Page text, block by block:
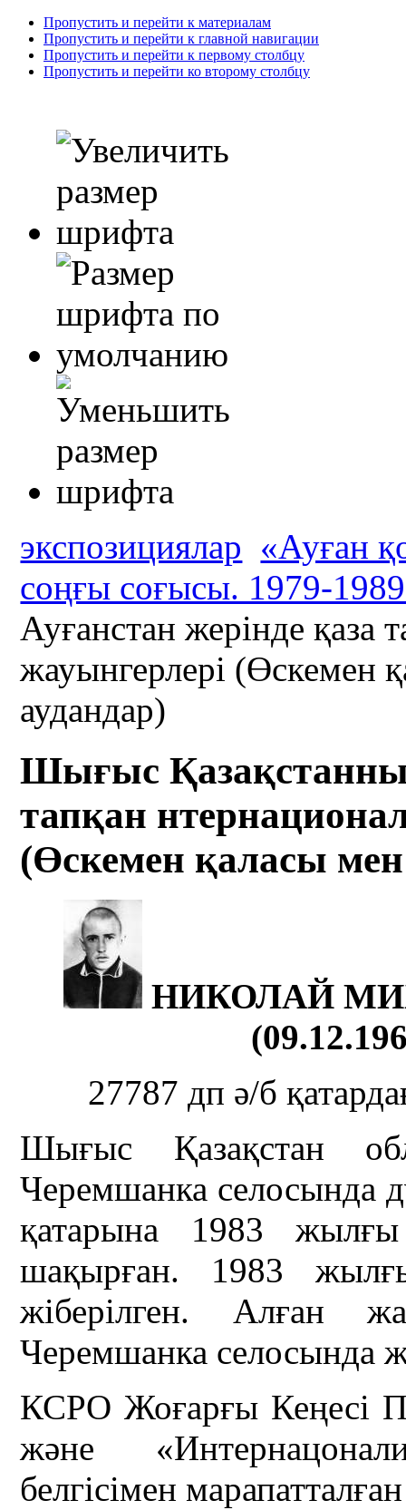
Пропустить и перейти к материалам
Пропустить и перейти к главной навигации
Пропустить и перейти к первому столбцу
Пропустить и перейти ко второму столбцу
экспозициялар «Ауған
соңғы соғысы. 1979-
Ауғанстан жерінде қаза
жауынгерлері (Өскемен
аудандар)
Шығыс
тапқан
(Өскемен қаласы
НИКОЛАЙ
27787 дп ә/б
Шығыс Қазақстан
Черемшанка селосында
қатарына 1983
шақырған. 1983
жіберілген. Алған
Черемшанка селосында
КСРО Жоғарғы Кеңесі
және
белгісімен